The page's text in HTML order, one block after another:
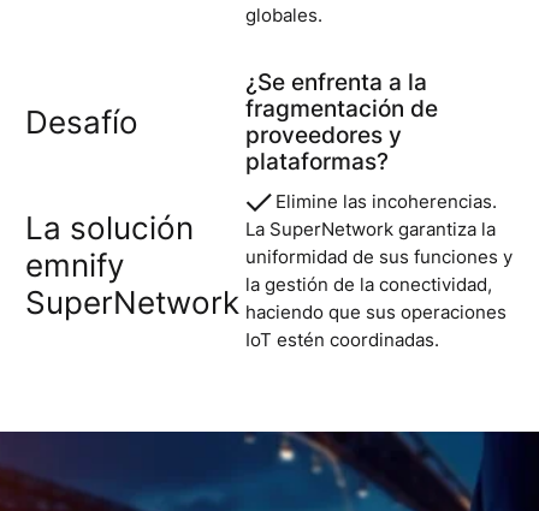
globales.
Desafío
¿Se enfrenta a la
fragmentación de
proveedores y
plataformas?
La solución
emnify
SuperNetwork
Elimine las incoherencias.
La SuperNetwork garantiza la
uniformidad de sus funciones y
la gestión de la conectividad,
haciendo que sus operaciones
IoT estén coordinadas.